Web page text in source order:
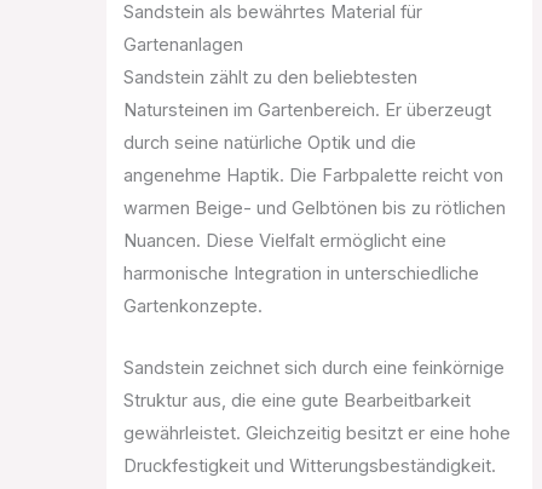
Sandstein als bewährtes Material für
Gartenanlagen
Sandstein zählt zu den beliebtesten
Natursteinen im Gartenbereich. Er überzeugt
durch seine natürliche Optik und die
angenehme Haptik. Die Farbpalette reicht von
warmen Beige- und Gelbtönen bis zu rötlichen
Nuancen. Diese Vielfalt ermöglicht eine
harmonische Integration in unterschiedliche
Gartenkonzepte.
Sandstein zeichnet sich durch eine feinkörnige
Struktur aus, die eine gute Bearbeitbarkeit
gewährleistet. Gleichzeitig besitzt er eine hohe
Druckfestigkeit und Witterungsbeständigkeit.